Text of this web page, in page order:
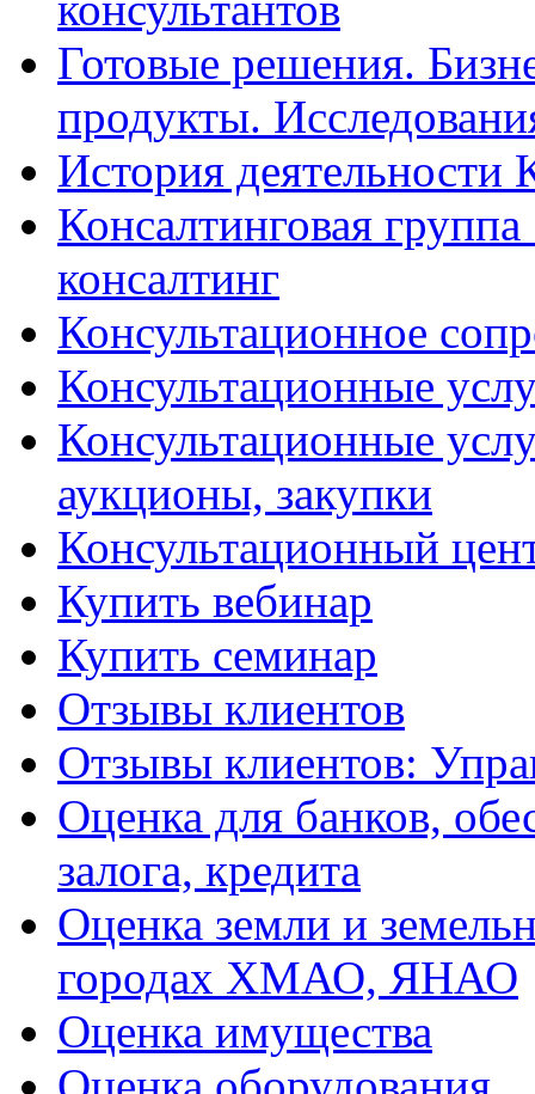
Готовые решения.
продукты.
История деятельности
Консалтинговая
консалтинг
Консультационное
Консультационные
Консультационные
аукционы, закупки
Консультационный
Купить вебинар
Купить семинар
Отзывы клиентов
Отзывы клиентов:
Оценка для банков,
залога, кредита
Оценка земли и
городах ХМАО, ЯНАО
Оценка имущества